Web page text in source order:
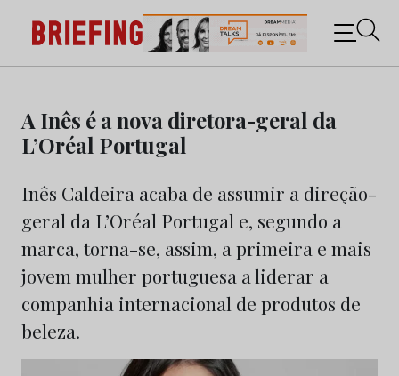
content
Briefing: Todas as notícias sobre os negócios do
Marketing e da Publicidade
A Inês é a nova diretora-geral da
L’Oréal Portugal
Inês Caldeira acaba de assumir a direção-
geral da L’Oréal Portugal e, segundo a
marca, torna-se, assim, a primeira e mais
jovem mulher portuguesa a liderar a
companhia internacional de produtos de
beleza.